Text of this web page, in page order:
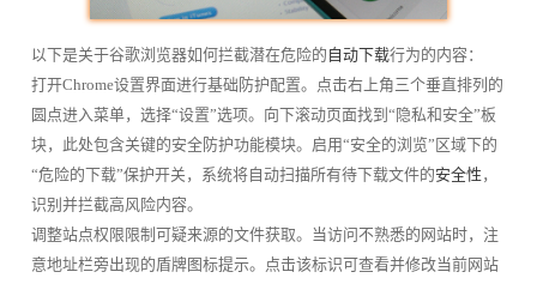
以下是关于谷歌浏览器如何拦截潜在危险的 自动下载行为的内容：
打开Chrome设置界面进行基础防护配置。点击右上角三个垂直排列的
圆点进入菜单，选择“设置”选项。向下滚动页面找到“隐私和安全”板
块，此处包含关键的安全防护功能模块。启用“安全的浏览”区域下的
“危险的下载”保护开关，系统将自动扫描所有待下载文件的安全性 ，
识别并拦截高风险内容。
调整站点权限限制可疑来源的文件获取。当访问不熟悉的网站时，注
意地址栏旁出现的盾牌图标提示。点击该标识可查看并修改当前网站